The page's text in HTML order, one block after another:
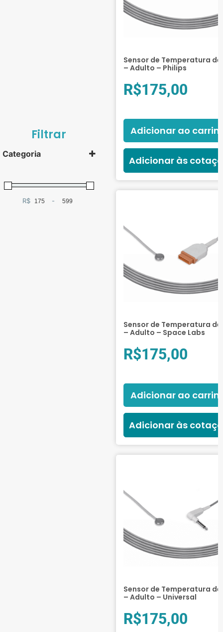
Filtrar
Categoria
Cabos e Sensores (34)
Temperatura
R$ Minimum Price
-Maximum Price
Sensor de Temperatura de
– Adulto – Philips
R$175,00
Adicionar ao
Adicionar às
Sensor de Temperatura de
– Adulto – Space Labs
R$175,00
Adicionar ao
Adicionar às
Sensor de Temperatura de
– Adulto – Universal
R$175,00